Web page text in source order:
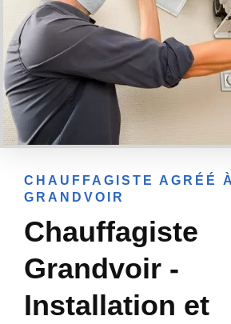
CHAUFFAGISTE AGRÉÉ
GRANDVOIR
Chauffagiste
Grandvoir -
Installation et